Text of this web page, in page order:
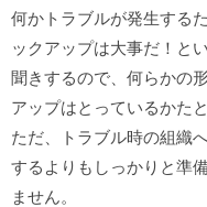
何かトラブルが発生する
ックアップは大事だ！と
聞きするので、何らかの
アップはとっているかた
ただ、トラブル時の組織
するよりもしっかりと準
ません。